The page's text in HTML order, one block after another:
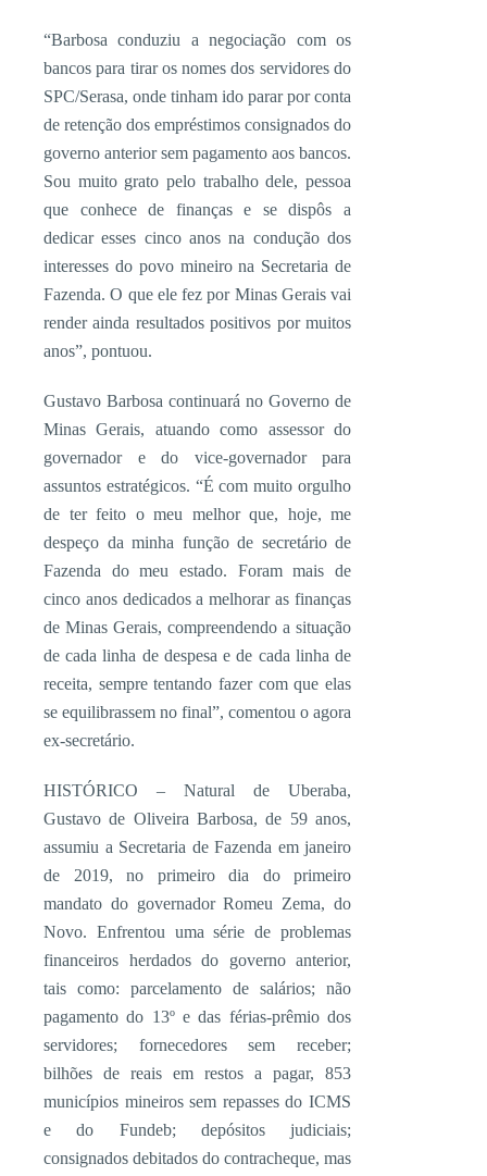
“Barbosa conduziu a negociação com os
bancos para tirar os nomes dos servidores do
SPC/Serasa, onde tinham ido parar por conta
de retenção dos empréstimos consignados do
governo anterior sem pagamento aos bancos.
Sou muito grato pelo trabalho dele, pessoa
que conhece de finanças e se dispôs a
dedicar esses cinco anos na condução dos
interesses do povo mineiro na Secretaria de
Fazenda. O que ele fez por Minas Gerais vai
render ainda resultados positivos por muitos
anos”, pontuou.
Gustavo Barbosa continuará no Governo de
Minas Gerais, atuando como assessor do
governador e do vice-governador para
assuntos estratégicos. “É com muito orgulho
de ter feito o meu melhor que, hoje, me
despeço da minha função de secretário de
Fazenda do meu estado. Foram mais de
cinco anos dedicados a melhorar as finanças
de Minas Gerais, compreendendo a situação
de cada linha de despesa e de cada linha de
receita, sempre tentando fazer com que elas
se equilibrassem no final”, comentou o agora
ex-secretário.
HISTÓRICO – Natural de Uberaba,
Gustavo de Oliveira Barbosa, de 59 anos,
assumiu a Secretaria de Fazenda em janeiro
de 2019, no primeiro dia do primeiro
mandato do governador Romeu Zema, do
Novo. Enfrentou uma série de problemas
financeiros herdados do governo anterior,
tais como: parcelamento de salários; não
pagamento do 13º e das férias-prêmio dos
servidores; fornecedores sem receber;
bilhões de reais em restos a pagar, 853
municípios mineiros sem repasses do ICMS
e do Fundeb; depósitos judiciais;
consignados debitados do contracheque, mas